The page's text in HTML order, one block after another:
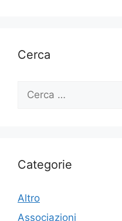
Cerca
per:
Categorie
Altro
Associazioni